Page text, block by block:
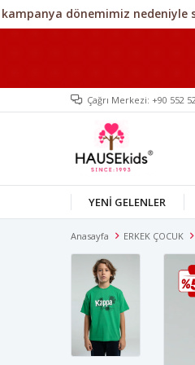
Çağrı Merkezi: +90 552
YENİ GELENLER
Anasayfa ERKEK ÇOCUK